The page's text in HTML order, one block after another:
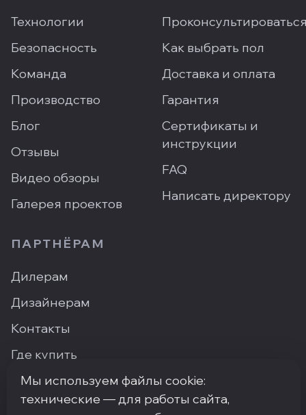
Технологии
Безопасность
Команда
Производство
Блог
Отзывы
Видео обзоры
Галерея проектов
Как выбрать пол
Доставка и оплата
Гарантия
Сертификаты и
инструкции
FAQ
Написать директору
ПАРТНЁРАМ
Дилерам
Дизайнерам
Контакты
Где купить
Мы используем файлы cookie:
технические — для работы сайта,